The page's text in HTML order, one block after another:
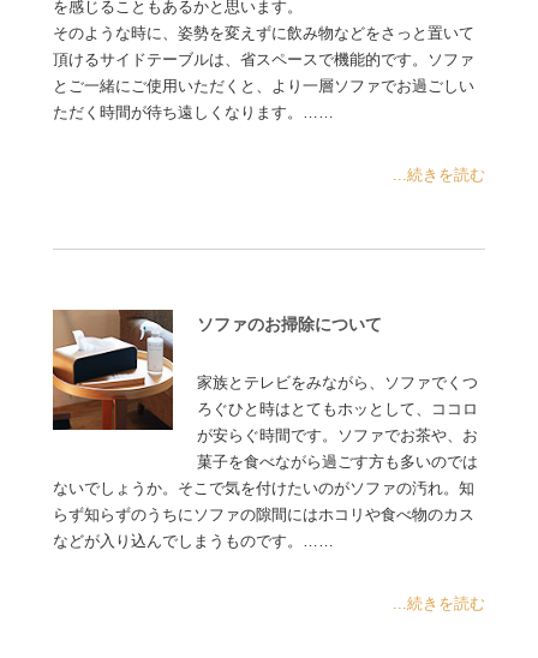
を感じることもあるかと思います。
そのような時に、姿勢を変えずに飲み物などをさっと置いて
頂けるサイドテーブルは、省スペースで機能的です。ソファ
とご一緒にご使用いただくと、より一層ソファでお過ごしい
ただく時間が待ち遠しくなります。……
...続きを読む
ソファのお掃除について
家族とテレビをみながら、ソファでくつ
ろぐひと時はとてもホッとして、ココロ
が安らぐ時間です。ソファでお茶や、お
菓子を食べながら過ごす方も多いのでは
ないでしょうか。そこで気を付けたいのがソファの汚れ。知
らず知らずのうちにソファの隙間にはホコリや食べ物のカス
などが入り込んでしまうものです。……
...続きを読む